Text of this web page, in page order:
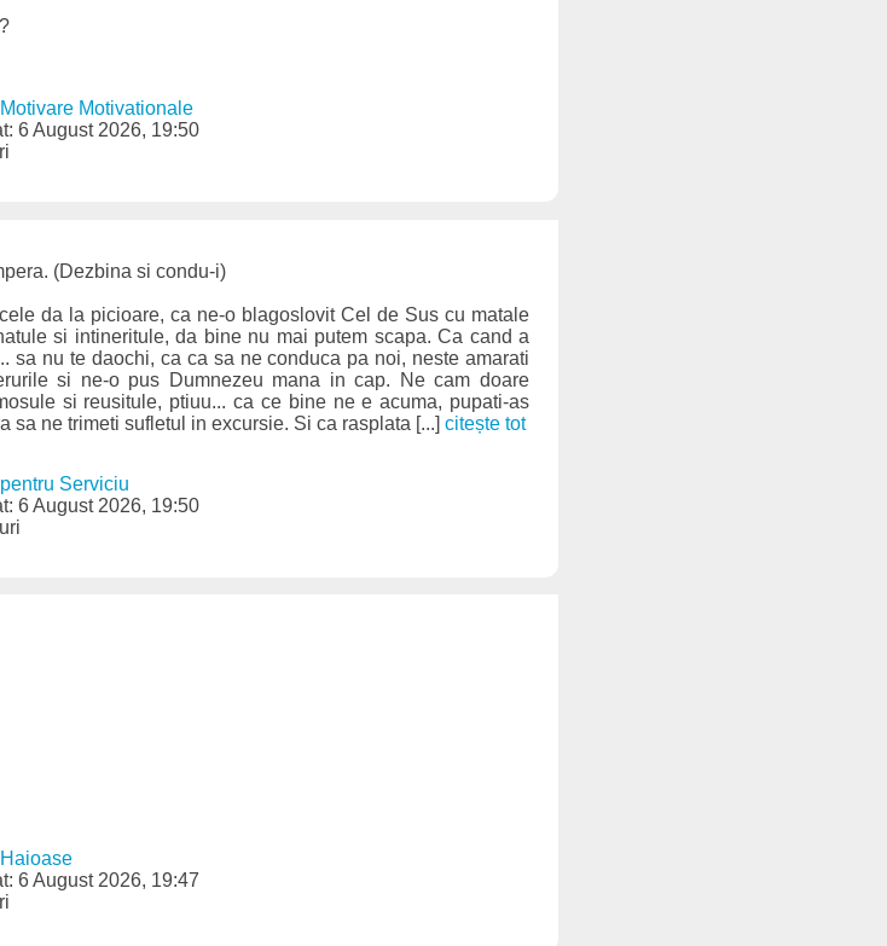
Motivationale
6 August 2026, 19:50
(Dezbina si condu-i)
da la picioare, ca ne-o blagoslovit Cel de Sus cu matale
si intineritule, da bine nu mai putem scapa. Ca cand a
sa nu te daochi, ca ca sa ne conduca pa noi, neste amarati
si ne-o pus Dumnezeu mana in cap. Ne cam doare
si reusitule, ptiuu... ca ce bine ne e acuma, pupati-as
sa ne trimeti sufletul in excursie. Si ca rasplata [...] citește tot
Serviciu
6 August 2026, 19:50
6 August 2026, 19:47